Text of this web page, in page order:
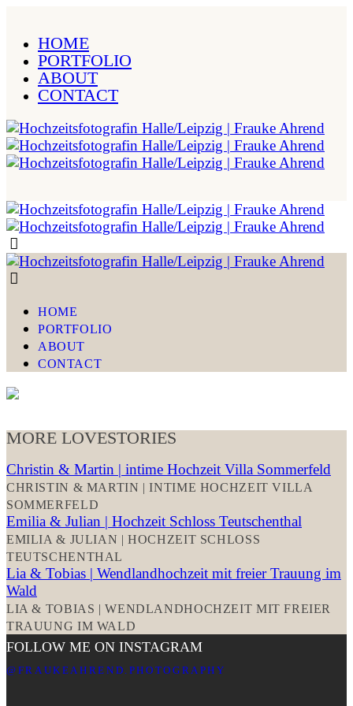
HOME
PORTFOLIO
ABOUT
CONTACT
HOME
PORTFOLIO
ABOUT
CONTACT
MORE LOVESTORIES
Christin & Martin | intime Hochzeit Villa Sommerfeld
CHRISTIN & MARTIN | INTIME HOCHZEIT VILLA
SOMMERFELD
Emilia & Julian | Hochzeit Schloss Teutschenthal
EMILIA & JULIAN | HOCHZEIT SCHLOSS
TEUTSCHENTHAL
Lia & Tobias | Wendlandhochzeit mit freier Trauung im
Wald
LIA & TOBIAS | WENDLANDHOCHZEIT MIT FREIER
TRAUUNG IM WALD
FOLLOW ME ON INSTAGRAM
@FRAUKEAHREND.PHOTOGRAPHY